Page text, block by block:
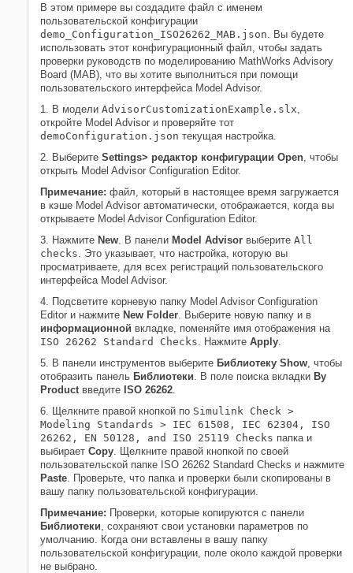
В этом примере вы создадите файл с именем
пользовательской конфигурации
demo_Configuration_ISO26262_MAB.json . Вы будете
использовать этот конфигурационный файл, чтобы задать
проверки руководств по моделированию MathWorks Advisory
Board (MAB), что вы хотите выполниться при помощи
пользовательского интерфейса Model Advisor.
1. В модели AdvisorCustomizationExample.slx
откройте Model Advisor и проверяйте тот
demoConfiguration.json текущая настройка.
2. Выберите Settings> редактор конфигурации Open , чтобы
открыть Model Advisor Configuration Editor.
Примечание: файл, который в настоящее время загружается
в кэше Model Advisor автоматически, отображается, когда вы
открываете Model Advisor Configuration Editor.
3. Нажмите New . В панели Model Advisor выберите All
checks . Это указывает, что настройка, которую вы
просматриваете, для всех регистраций пользовательского
интерфейса Model Advisor.
4. Подсветите корневую папку Model Advisor Configuration
Editor и нажмите New Folder . Выберите новую папку и в
информационной вкладке, поменяйте имя отображения на
ISO 26262 Standard Checks . Нажмите Apply
5. В панели инструментов выберите Библиотеку Show , чтобы
отобразить панель Библиотеки . В поле поиска вкладки By
Product введите ISO 26262
6. Щелкните правой кнопкой по Simulink Check >
Modeling Standards > IEC 61508, IEC 62304, ISO
26262, EN 50128, and ISO 25119 Checks папка и
выбирает Copy . Щелкните правой кнопкой по своей
пользовательской папке ISO 26262 Standard Checks и нажмите
Paste . Проверьте, что папка и проверки были скопированы в
вашу папку пользовательской конфигурации.
Примечание: Проверки, которые копируются с панели
Библиотеки , сохраняют свои установки параметров по
умолчанию. Когда они вставлены в вашу папку
пользовательской конфигурации, поле около каждой проверки
не выбрано.